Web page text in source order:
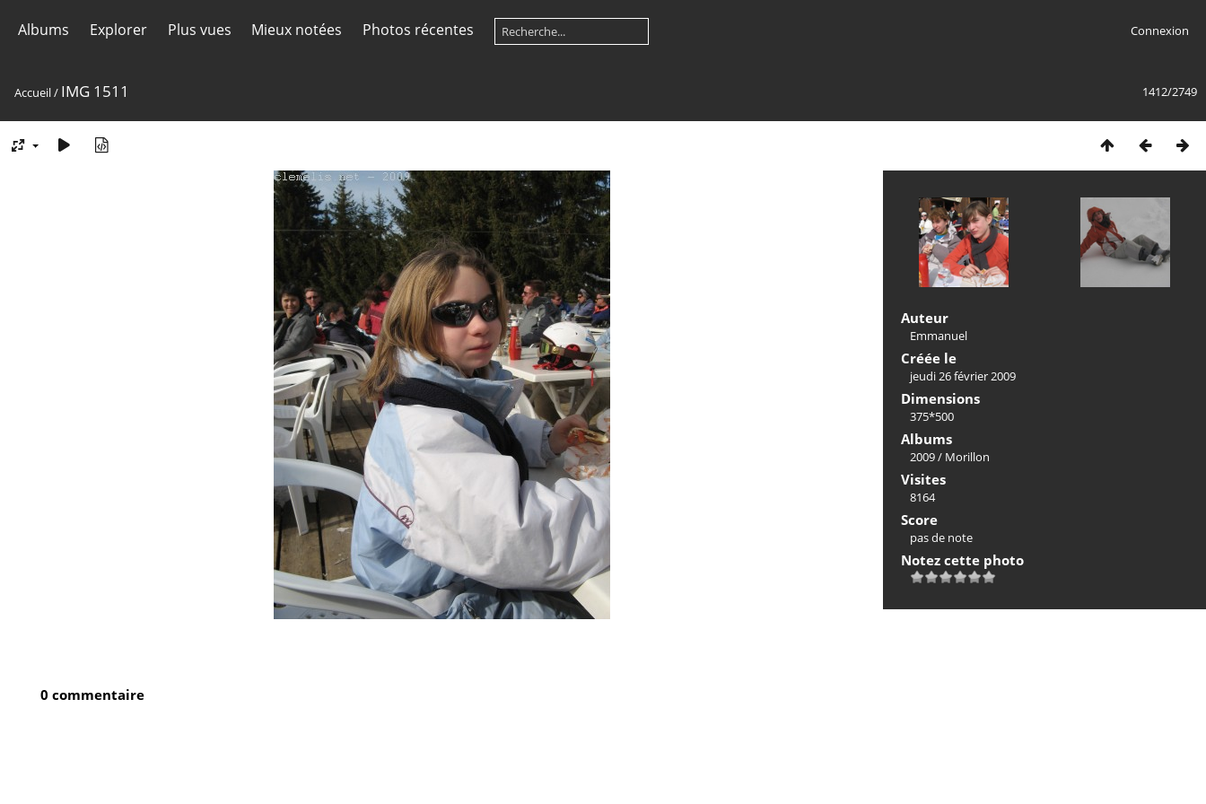
Albums Explorer Plus vues Mieux notées Photos récentes Connexion
1412/2749
Accueil/ IMG 1511
Auteur
Emmanuel
Créée le
jeudi 26 février 2009
Dimensions
375*500
Albums
2009/ Morillon
Visites
8164
Score
pas de note
Notez cette photo
0 commentaire